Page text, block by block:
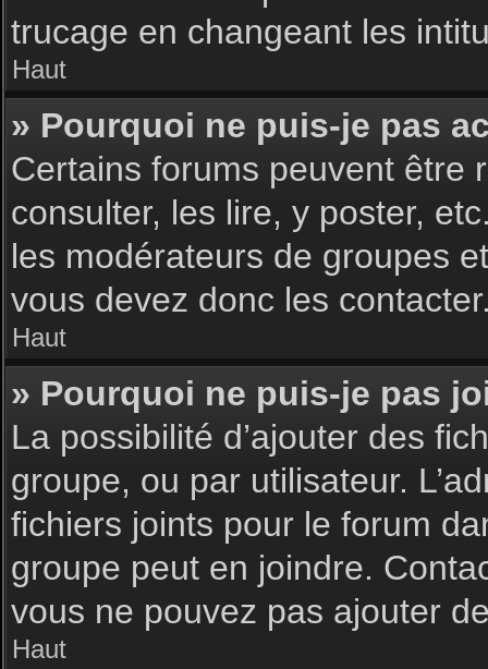
trucage en changeant les
Haut
» Pourquoi ne puis-je pas
Certains forums peuvent être
consulter, les lire, y poster,
les modérateurs de groupes
vous devez donc les
Haut
» Pourquoi ne puis-je pas
La possibilité d’ajouter des
groupe, ou par utilisateur.
fichiers joints pour le forum
groupe peut en joindre.
vous ne pouvez pas ajouter
Haut